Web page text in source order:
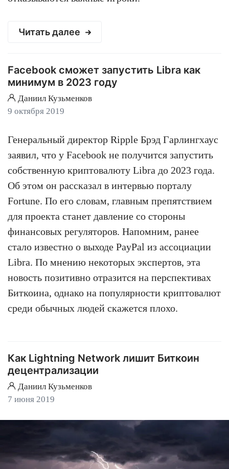
Читать далее
Facebook сможет запустить Libra как
минимум в 2023 году
Даниил Кузьменков
9 октября 2019
Генеральный директор Ripple Брэд Гарлингхаус
заявил, что у Facebook не получится запустить
собственную криптовалюту Libra до 2023 года.
Об этом он рассказал в интервью порталу
Fortune. По его словам, главным препятствием
для проекта станет давление со стороны
финансовых регуляторов. Напомним, ранее
стало известно о выходе PayPal из ассоциации
Libra. По мнению некоторых экспертов, эта
новость позитивно отразится на перспективах
Биткоина, однако на популярности криптовалют
среди обычных людей скажется плохо.
Как Lightning Network лишит Биткоин
децентрализации
Даниил Кузьменков
7 июня 2019